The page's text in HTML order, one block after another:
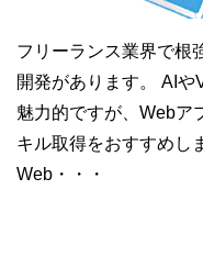
フリーランス業界で根
開発があります。 AI
魅力的ですが、Webア
キル取得をおすすめし
Web・・・